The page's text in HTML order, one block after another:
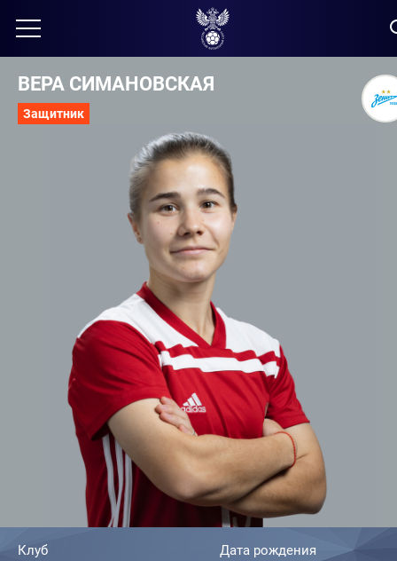
ВЕРА СИМАНОВСКАЯ
Защитник
Клуб Дата рождения